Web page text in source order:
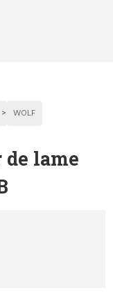
WOLF
lame